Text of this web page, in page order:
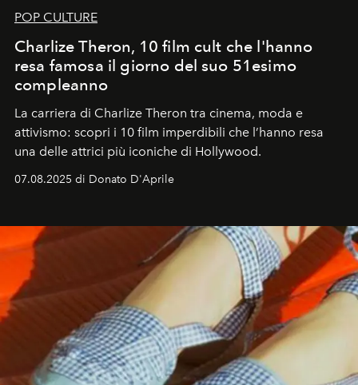
POP CULTURE
Charlize Theron, 10 film cult che l'hanno
resa famosa il giorno del suo 51esimo
compleanno
La carriera di Charlize Theron tra cinema, moda e
attivismo: scopri i 10 film imperdibili che l’hanno resa
una delle attrici più iconiche di Hollywood.
07.08.2025 di Donato D'Aprile